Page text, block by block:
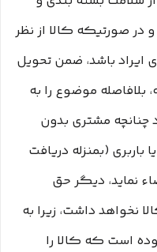
صورتیکه کالا از نظر
ایراد باشد، ضمن تحویل
موضوع را به
چنانچه مشتری بدون
(بمنزله دریافت
نماید، دیگر حق
نخواهد داشت، زیرا به
است که کالا را